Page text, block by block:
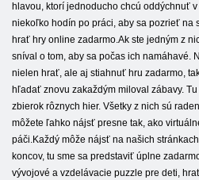
hlavou, ktorí jednoducho chcú oddýchnuť
niekoľko hodín po práci, aby sa pozrieť na
hrať hry online zadarmo.Ak ste jedným z
sníval o tom, aby sa počas ich namáhavé.
nielen hrať, ale aj stiahnuť hru zadarmo,
hľadať znovu zakaždým miloval zábavy.
zbierok rôznych hier. Všetky z nich sú
môžete ľahko nájsť presne tak, ako
páči.Každý môže nájsť na našich
koncov, tu sme sa predstaviť úplne
vývojové a vzdelávacie puzzle pre deti,